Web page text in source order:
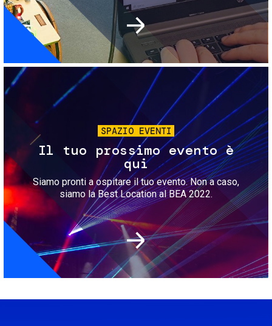
Immagine
SPAZIO EVENTI
Il tuo prossimo evento è
qui
Siamo pronti a ospitare il tuo evento. Non a caso,
siamo la Best Location al BEA 2022.